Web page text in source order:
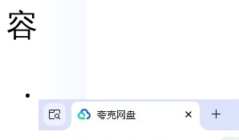
容收集于互联网